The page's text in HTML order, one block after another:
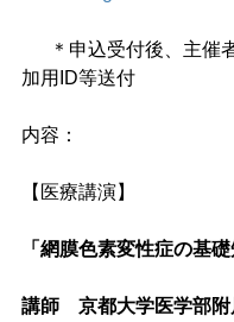
加用ID等送付
内容：
【医療講演】
「網膜色素変性症の基
講師　京都大学医学部